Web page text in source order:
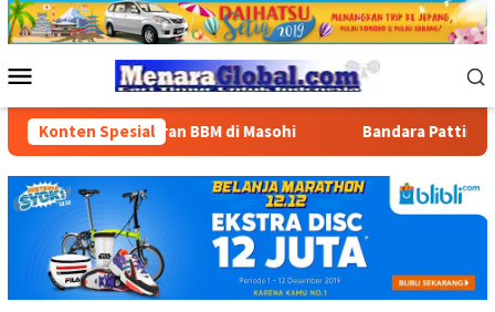
Loncat
ke
Mobile
Konten SpesialBBM di Masohi Bandara Pattimura